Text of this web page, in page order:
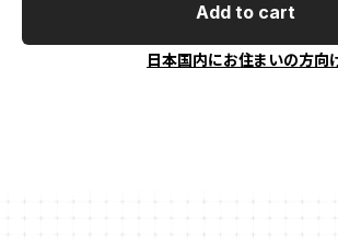
Add to cart
日本国内にお住まいの方向